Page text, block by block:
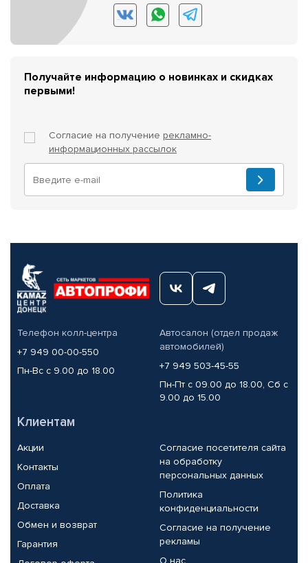
Получайте информацию о новинках и скидках
первыми!
Согласие на получение рекламно-
информационных рассылок
Телефон колл-центра
+7 949 00-00-550
Пн-Вс с 9.00 до 18.00
Автосалон (отдел продаж
автомобилей)
+7 949 503-45-55
Пн-Пт с 09.00 до 18.00, Сб с
9.00 до 15.00
Клиентам
Акции
Контакты
Оплата
Доставка
Обмен и возврат
Гарантия
Согласие посетителя сайта
на обработку
персональных данных
Политика
конфиденциальности
Согласие на получение
рекламы
О нас